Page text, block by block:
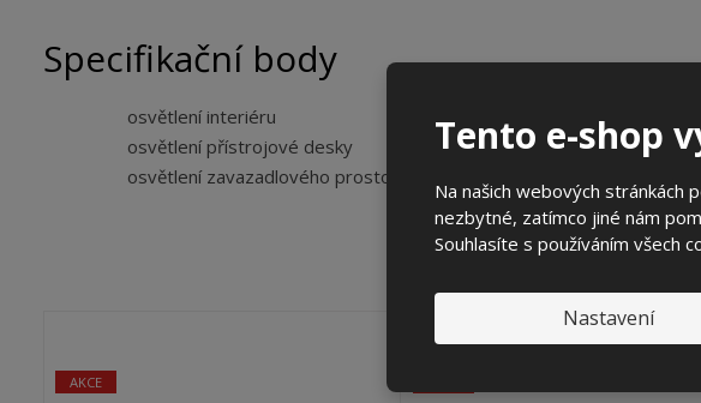
Tento e-shop
Na našich webových stránkách
nezbytné, zatímco jiné nám
Souhlasíte s používáním všech
Nastavení
Specifikační body
osvětlení interiéru
osvětlení přístrojové desky
osvětlení zavazadlového prostoru a SPZ
AKCE